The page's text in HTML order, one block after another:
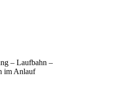
– Laufbahn –
im Anlauf